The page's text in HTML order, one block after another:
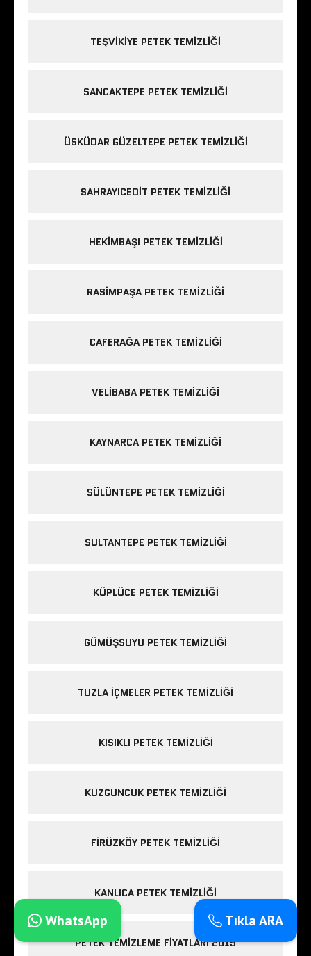
TEŞVIKIYE PETEK TEMIZLIĞI
SANCAKTEPE PETEK TEMIZLIĞI
ÜSKÜDAR GÜZELTEPE PETEK TEMIZLIĞI
SAHRAYICEDIT PETEK TEMIZLIĞI
HEKIMBAŞI PETEK TEMIZLIĞI
RASIMPAŞA PETEK TEMIZLIĞI
CAFERAĞA PETEK TEMIZLIĞI
VELIBABA PETEK TEMIZLIĞI
KAYNARCA PETEK TEMIZLIĞI
SÜLÜNTEPE PETEK TEMIZLIĞI
SULTANTEPE PETEK TEMIZLIĞI
KÜPLÜCE PETEK TEMIZLIĞI
GÜMÜŞSUYU PETEK TEMIZLIĞI
TUZLA IÇMELER PETEK TEMIZLIĞI
KISIKLI PETEK TEMIZLIĞI
KUZGUNCUK PETEK TEMIZLIĞI
FIRÜZKÖY PETEK TEMIZLIĞI
KANLICA PETEK TEMIZLIĞI
PETEK TEMIZLEME FIYATLARI 2019
Tıkla ARA
WhatsApp